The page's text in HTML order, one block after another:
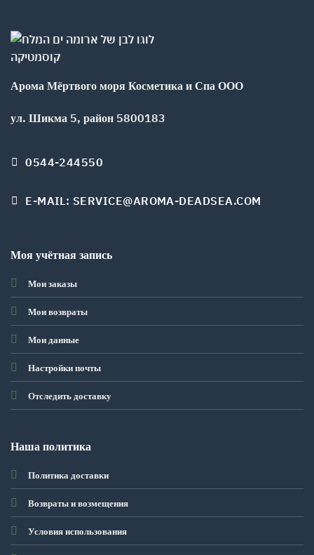
Арома Мёртвого моря Косметика и Спа ООО
ул. Шикма 5, район 5800183
0544-244550
E-MAIL: SERVICE@AROMA-DEADSEA.COM
Моя учётная запись
Мои заказы
Мои возвраты
Мои данные
Настройки почты
Отследить доставку
Наша политика
Политика доставки
Возвраты и возмещения
Условия использования